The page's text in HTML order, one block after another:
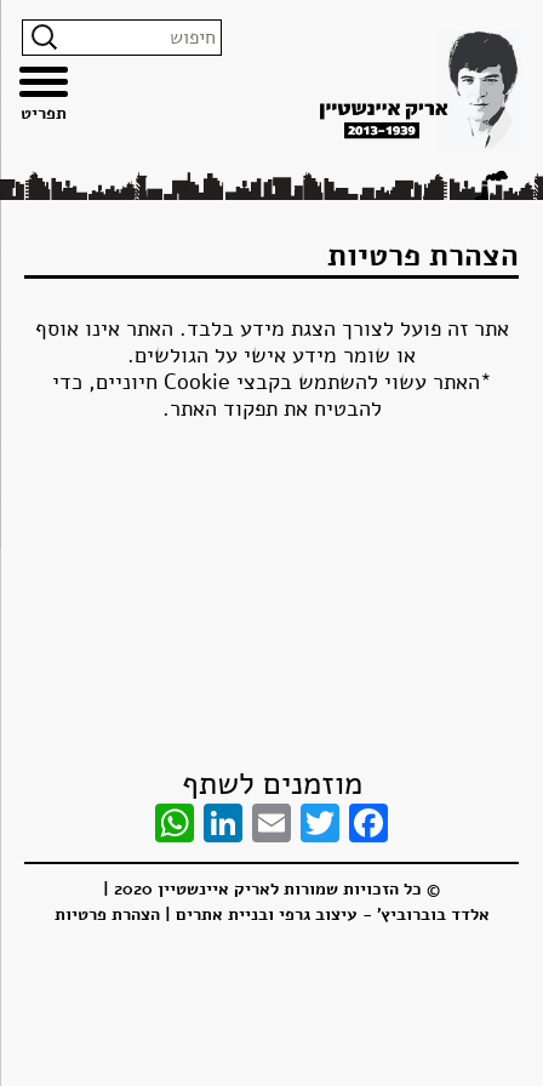
האתר
הצהרת
נגישות
לתוכן
קשר
הצהרת פרטיות
אתר זה פועל לצורך הצגת מידע בלבד. האתר אינו אוסף
או שומר מידע אישי על הגולשים.
*האתר עשוי להשתמש בקבצי Cookie חיוניים, כדי
להבטיח את תפקוד האתר.
מוזמנים לשתף
Facebook
Twitter
Email
LinkedIn
© כל הזכויות שמורות לאריק איינשטיין 2020 |
אלדד בוברוביץ' - עיצוב גרפי ובניית אתרים | הצהרת פרטיות
תפריט